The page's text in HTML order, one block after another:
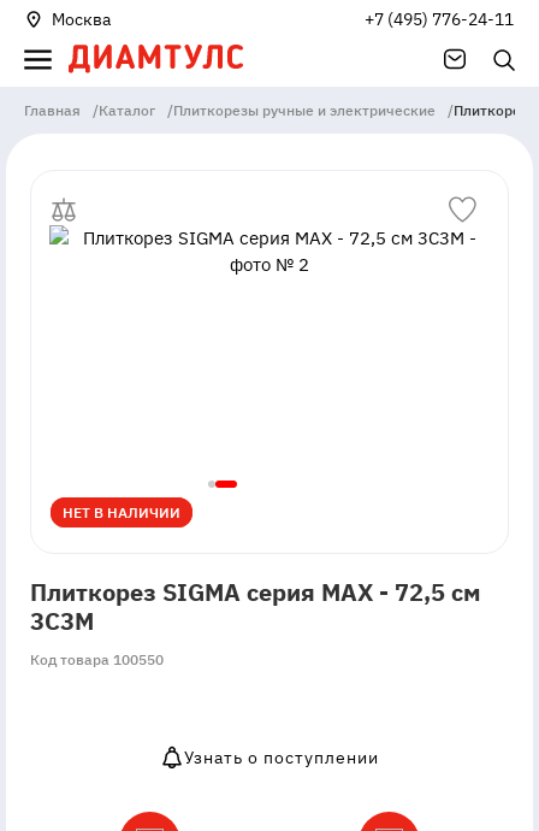
Москва +7 (495) 776-24-11
Главная /Каталог /Плиткорезы ручные и электрические /Плиткорез
НЕТ В НАЛИЧИИ
НЕТ В НАЛИЧИИ
Плиткорез SIGMA серия MAX - 72,5 см
3C3M
Код товара 100550
Узнать о поступлении